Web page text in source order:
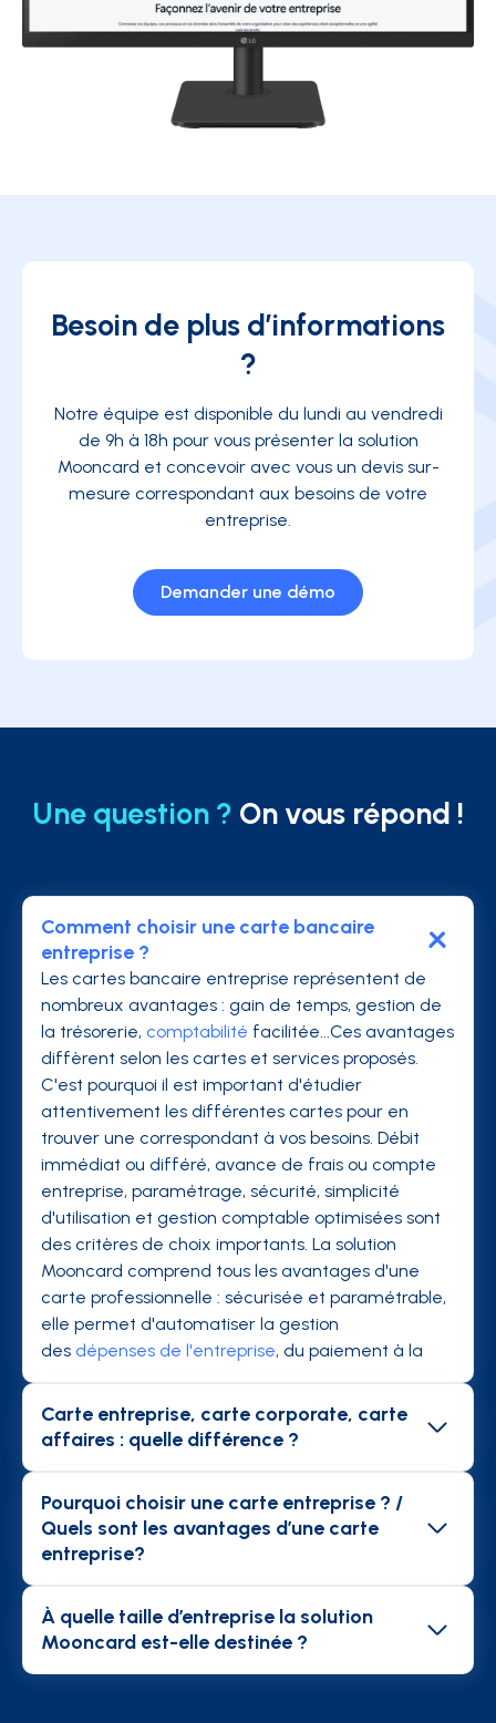
Besoin de plus d’informations
?
Notre équipe est disponible du lundi au vendredi
de 9h à 18h pour vous présenter la solution
Mooncard et concevoir avec vous un devis sur-
mesure correspondant aux besoins de votre
entreprise.
Demander une démo
Une question ? On vous répond !
Comment choisir une carte bancaire
entreprise ?
Les cartes bancaire entreprise représentent de
nombreux avantages : gain de temps, gestion de
la trésorerie, comptabilité facilitée...Ces avantages
diffèrent selon les cartes et services proposés.
C'est pourquoi il est important d'étudier
attentivement les différentes cartes pour en
trouver une correspondant à vos besoins. Débit
immédiat ou différé, avance de frais ou compte
entreprise, paramétrage, sécurité, simplicité
d'utilisation et gestion comptable optimisées sont
des critères de choix importants. La solution
Mooncard comprend tous les avantages d'une
carte professionnelle : sécurisée et paramétrable,
elle permet d'automatiser la gestion
des dépenses de l'entreprise, du paiement à la
Carte entreprise, carte corporate, carte
affaires : quelle différence ?
classiques configurée en paiement différé. Le
collaborateur peut donc demander le
remboursement avant d'être débité. Les cartes
entreprises ou carte business ont l'avantage
depuis le compte de l'entreprise. Cependant, ces
deux cartes n'exonèrent pas les collaborateurs de
la lourdeur administrative des notes de frais. Les
Pourquoi choisir une carte entreprise ? /
Quels sont les avantages d’une carte
entreprise?
de l'entreprise sont amenés à effectuer des
dépenses (
déplacements, repas, abonnement...).
À quelle taille d’entreprise la solution
Mooncard est-elle destinée ?